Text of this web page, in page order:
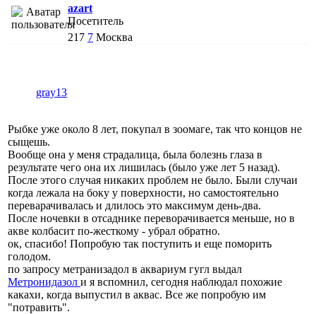
azart
Посетитель
217 7 Москва
gray13
Рыбке уже около 8 лет, покупал в зоомаге, так что концов не
сыщешь.
Вообще она у меня страдалица, была болезнь глаза в
результате чего она их лишилась (было уже лет 5 назад).
После этого случая никаких проблем не было. Были случаи
когда лежала на боку у поверхности, но самостоятельно
переварачивалась и длилось это максимум день-два.
После ночевки в отсаднике переворачивается меньше, но в
акве колбасит по-жесткому - убрал обратно.
ок, спасибо! Попробую так поступить и еще поморить
голодом.
по запросу метранизадол в аквариум гугл выдал
Метронидазол и я вспомнил, сегодня наблюдал похожие
какахи, когда выпустил в аквас. Все же попробую им
"потравить".